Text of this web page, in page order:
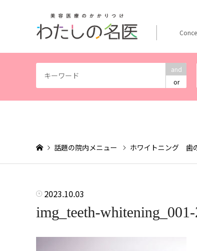
and
or
話題の院内メニュー ホワイトニング 歯
2023.10.03
img_teeth-